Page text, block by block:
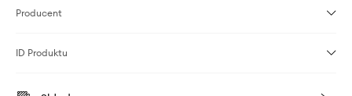
Producent
ID Produktu